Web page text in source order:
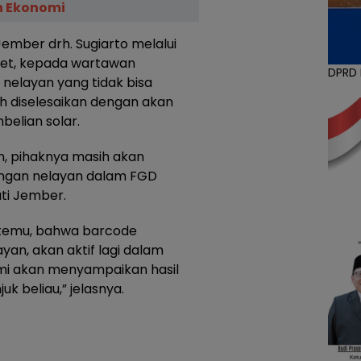
drh. Sugiarto melalui
kepada wartawan
yang tidak bisa
diselesaikan dengan akan
solar.
pihaknya masih akan
nelayan dalam FGD
Jember.
bahwa barcode
akan aktif lagi dalam
akan menyampaikan hasil
beliau,” jelasnya.